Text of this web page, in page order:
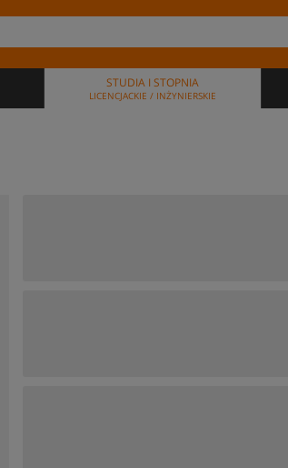
STUDIA I STOPNIA
LICENCJACKIE / INŻYNIERSKIE